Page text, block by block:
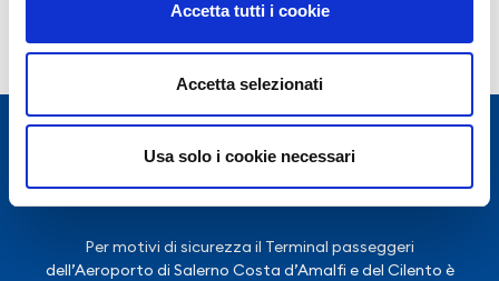
Accetta tutti i cookie
Accetta selezionati
Usa solo i cookie necessari
Per motivi di sicurezza il Terminal passeggeri
dell’Aeroporto di Salerno Costa d’Amalfi e del Cilento è